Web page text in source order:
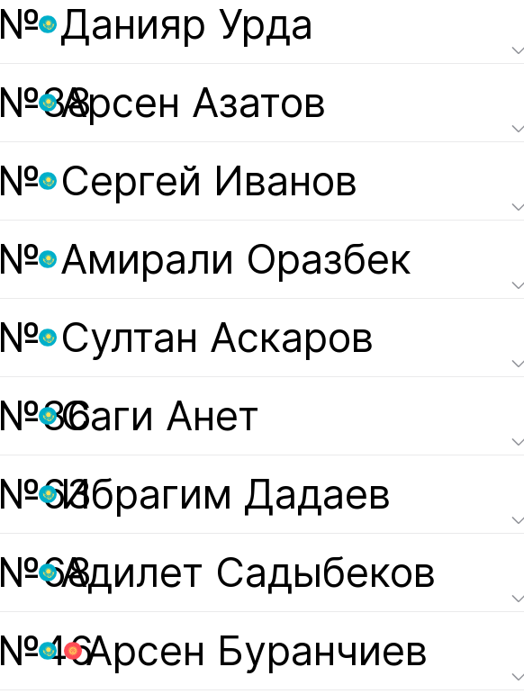
№ Данияр Урда
№38Арсен Азатов
№ Сергей Иванов
№ Амирали Оразбек
№ Султан Аскаров
№36Саги Анет
№63Ибрагим Дадаев
№68Адилет Садыбеков
№46Арсен Буранчиев